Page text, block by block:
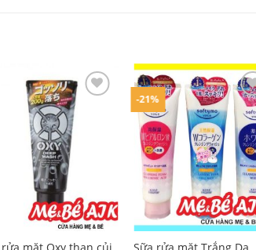
rửa mặt Oxy than củi
-21%
Sữa rửa mặt Trắng Da